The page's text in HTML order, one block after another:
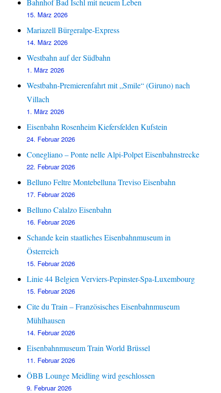
Bahnhof Bad Ischl mit neuem Leben
15. März 2026
Mariazell Bürgeralpe-Express
14. März 2026
Westbahn auf der Südbahn
1. März 2026
Westbahn-Premierenfahrt mit „Smile“ (Giruno) nach
Villach
1. März 2026
Eisenbahn Rosenheim Kiefersfelden Kufstein
24. Februar 2026
Conegliano – Ponte nelle Alpi-Polpet Eisenbahnstrecke
22. Februar 2026
Belluno Feltre Montebelluna Treviso Eisenbahn
17. Februar 2026
Belluno Calalzo Eisenbahn
16. Februar 2026
Schande kein staatliches Eisenbahnmuseum in
Österreich
15. Februar 2026
Linie 44 Belgien Verviers-Pepinster-Spa-Luxembourg
15. Februar 2026
Cite du Train – Französisches Eisenbahnmuseum
Mühlhausen
14. Februar 2026
Eisenbahnmuseum Train World Brüssel
11. Februar 2026
ÖBB Lounge Meidling wird geschlossen
9. Februar 2026